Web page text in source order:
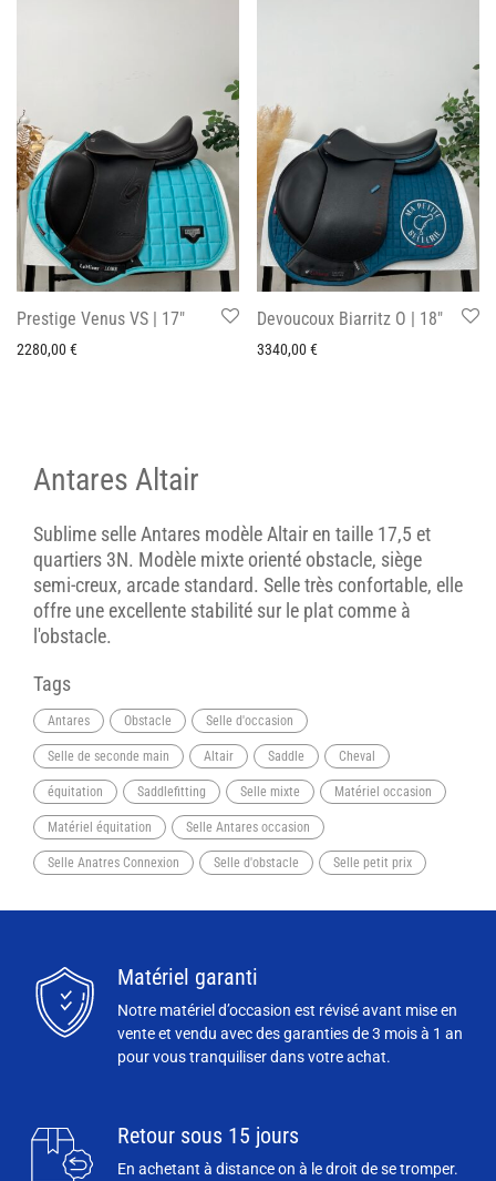
Prestige Venus VS | 17″
2280,00€
Devoucoux Biarritz O | 18″
3340,00€
Antares Altair
Sublime selle Antares modèle Altair en taille 17,5 et
quartiers 3N. Modèle mixte orienté obstacle, siège
semi-creux, arcade standard. Selle très confortable, elle
offre une excellente stabilité sur le plat comme à
l'obstacle.
Tags
Antares Obstacle Selle d'occasion
Selle de seconde main Altair Saddle Cheval
équitation Saddlefitting Selle mixte Matériel occasion
Matériel équitation Selle Antares occasion
Selle Anatres Connexion Selle d'obstacle Selle petit prix
Matériel garanti
Notre matériel d’occasion est révisé avant mise en
vente et vendu avec des garanties de 3 mois à 1 an
pour vous tranquiliser dans votre achat.
Retour sous 15 jours
En achetant à distance on à le droit de se tromper.